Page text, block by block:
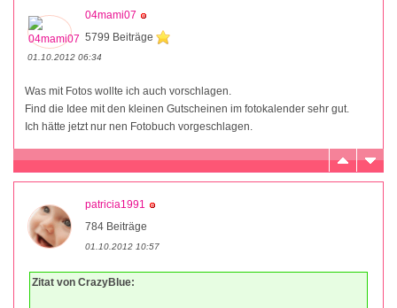
04mami07
5799 Beiträge
01.10.2012 06:34
Was mit Fotos wollte ich auch vorschlagen.
Find die Idee mit den kleinen Gutscheinen im fotokalender sehr gut.
Ich hätte jetzt nur nen Fotobuch vorgeschlagen.
patricia1991
784 Beiträge
01.10.2012 10:57
Zitat von CrazyBlue: